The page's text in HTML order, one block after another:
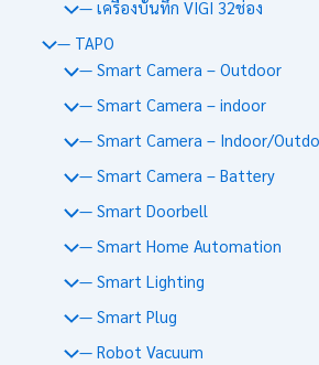
— เครื่องบันทึก VIGI 32ช่อง
— TAPO
— Smart Camera – Outdoor
— Smart Camera – indoor
— Smart Camera – Indoor/
— Smart Camera – Battery
— Smart Doorbell
— Smart Home Automation
— Smart Lighting
— Smart Plug
— Robot Vacuum